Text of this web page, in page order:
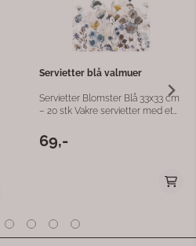
Servietter blå valmuer
Servietter Blomster Blå 33x33 cm
– 20 stk Vakre servietter med et
som skaper en elegant og
harmonisk borddekking. Det
sommerbord, konfirmasjon, dåp,
hagefest, bursdager eller en
69,-